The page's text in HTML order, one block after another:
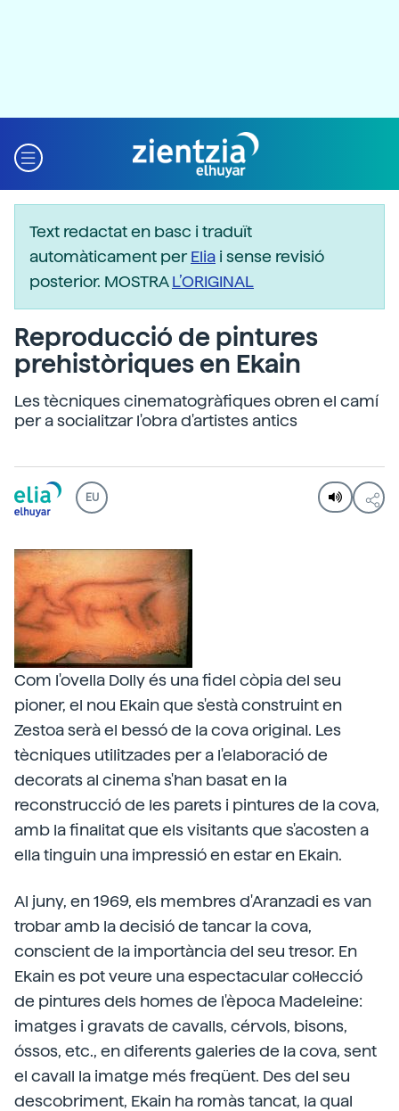
Text redactat en basc i traduït
automàticament perElia i sense revisió
posterior. MOSTRAL’ORIGINAL
Reproducció de pintures
prehistòriques en Ekain
Les tècniques cinematogràfiques obren el camí
per a socialitzar l'obra d'artistes antics
EU
Com l'ovella Dolly és una fidel còpia del seu
pioner, el nou Ekain que s'està construint en
Zestoa serà el bessó de la cova original. Les
tècniques utilitzades per a l'elaboració de
decorats al cinema s'han basat en la
reconstrucció de les parets i pintures de la cova,
amb la finalitat que els visitants que s'acosten a
ella tinguin una impressió en estar en Ekain.
Al juny, en 1969, els membres d'Aranzadi es van
trobar amb la decisió de tancar la cova,
conscient de la importància del seu tresor. En
Ekain es pot veure una espectacular col·lecció
de pintures dels homes de l'època Madeleine:
imatges i gravats de cavalls, cérvols, bisons,
óssos, etc., en diferents galeries de la cova, sent
el cavall la imatge més freqüent. Des del seu
descobriment, Ekain ha romàs tancat, la qual